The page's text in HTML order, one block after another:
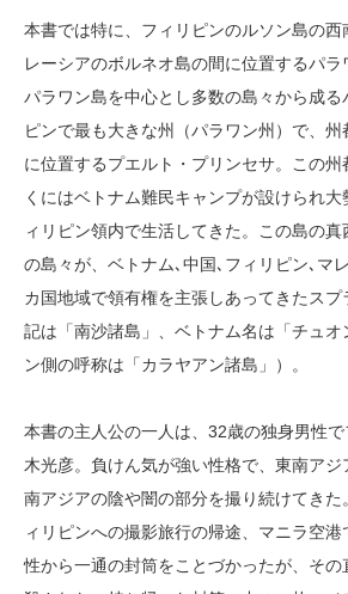
本書では特に、フィリピンのルソン島の
レーシアのボルネオ島の間に位置するパ
パラワン島を中心とし多数の島々から成る
ピンで最も大きな州（パラワン州）で、
に位置するプエルト・プリンセサ。この
くにはベトナム難民キャンプが設けられ
ィリピン領内で生活してきた。この島の
の島々が、ベトナム､中国､フィリピン､マ
カ国地域で領有権を主張しあってきたス
記は「南沙諸島」、ベトナム名は「チュ
ン側の呼称は「カラヤアン諸島」）。
本書の主人公の一人は、32歳の独身男性
木光彦。負けん気が強い性格で、東南ア
南アジアの陰や闇の部分を撮り続けてき
ィリピンへの撮影旅行の帰途、マニラ空
性から一通の封筒をことづかったが、そ